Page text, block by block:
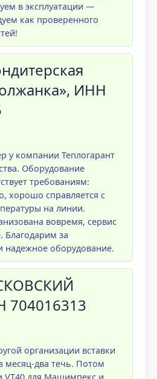
в эксплуатации —
как проверенного
ИНН
у компании Теплогарант
Оборудование
требованиям:
хорошо справляется с
на линии.
вовремя, сервис
Благодарим за
надежное оборудование.
организации вставки
месяц-два течь. Потом